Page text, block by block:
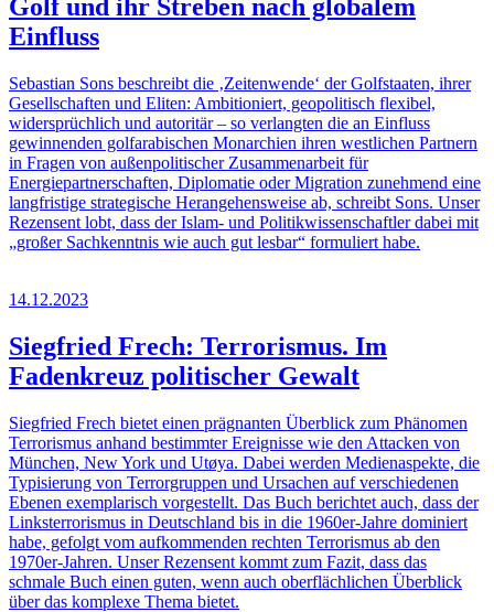
Golf und ihr Streben nach globalem
Einfluss
Sebastian Sons beschreibt die ‚Zeitenwende‘ der Golfstaaten, ihrer
Gesellschaften und Eliten: Ambitioniert, geopolitisch flexibel,
widersprüchlich und autoritär – so verlangten die an Einfluss
gewinnenden golfarabischen Monarchien ihren westlichen Partnern
in Fragen von außenpolitischer Zusammenarbeit für
Energiepartnerschaften, Diplomatie oder Migration zunehmend eine
langfristige strategische Herangehensweise ab, schreibt Sons. Unser
Rezensent lobt, dass der Islam- und Politikwissenschaftler dabei mit
„großer Sachkenntnis wie auch gut lesbar“ formuliert habe.
14.12.2023
Siegfried Frech: Terrorismus. Im
Fadenkreuz politischer Gewalt
Siegfried Frech bietet einen prägnanten Überblick zum Phänomen
Terrorismus anhand bestimmter Ereignisse wie den Attacken von
München, New York und Utøya. Dabei werden Medienaspekte, die
Typisierung von Terrorgruppen und Ursachen auf verschiedenen
Ebenen exemplarisch vorgestellt. Das Buch berichtet auch, dass der
Linksterrorismus in Deutschland bis in die 1960er-Jahre dominiert
habe, gefolgt vom aufkommenden rechten Terrorismus ab den
1970er-Jahren. Unser Rezensent kommt zum Fazit, dass das
schmale Buch einen guten, wenn auch oberflächlichen Überblick
über das komplexe Thema bietet.